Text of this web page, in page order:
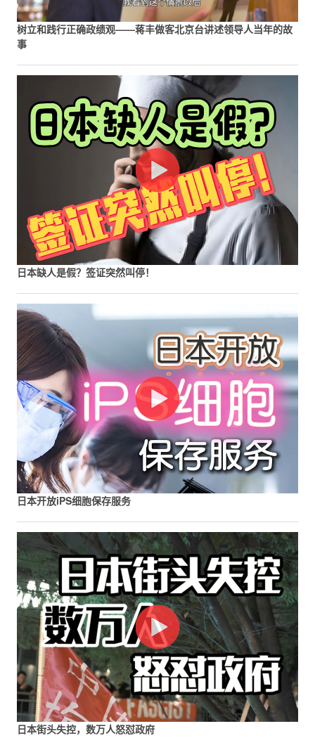
树立和践行正确政绩观——蒋丰做客北京台讲述领导人当年的故
事
日本缺人是假？签证突然叫停！
日本开放iPS细胞保存服务
日本街头失控，数万人怒怼政府